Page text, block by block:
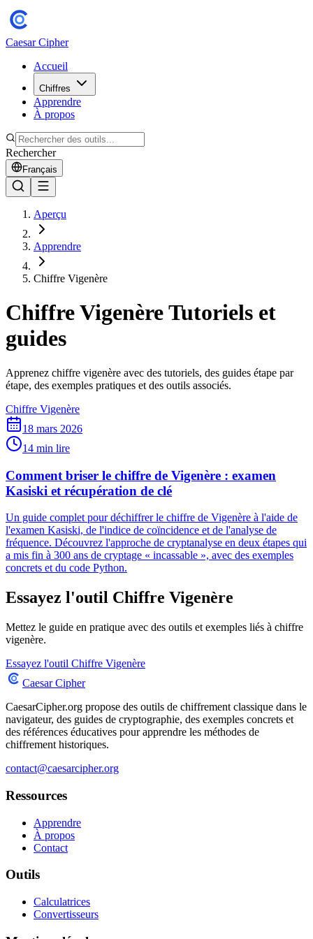
Caesar Cipher
Accueil
Chiffres
Apprendre
À propos
Rechercher
Français
Aperçu
Apprendre
Chiffre Vigenère
Chiffre Vigenère Tutoriels et
guides
Apprenez chiffre vigenère avec des tutoriels, des guides étape par
étape, des exemples pratiques et des outils associés.
Chiffre Vigenère
18 mars 2026
14 min lire
Comment briser le chiffre de Vigenère : examen
Kasiski et récupération de clé
Un guide complet pour déchiffrer le chiffre de Vigenère à l'aide de
l'examen Kasiski, de l'indice de coïncidence et de l'analyse de
fréquence. Découvrez l'approche de cryptanalyse en deux étapes qui
a mis fin à 300 ans de cryptage « incassable », avec des exemples
concrets et du code Python.
Essayez l'outil Chiffre Vigenère
Mettez le guide en pratique avec des outils et exemples liés à chiffre
vigenère.
Essayez l'outil Chiffre Vigenère
Caesar Cipher
CaesarCipher.org propose des outils de chiffrement classique dans le
navigateur, des guides de cryptographie, des exemples concrets et
des références éducatives pour apprendre les méthodes de
chiffrement historiques.
contact@caesarcipher.org
Ressources
Apprendre
À propos
Contact
Outils
Calculatrices
Convertisseurs